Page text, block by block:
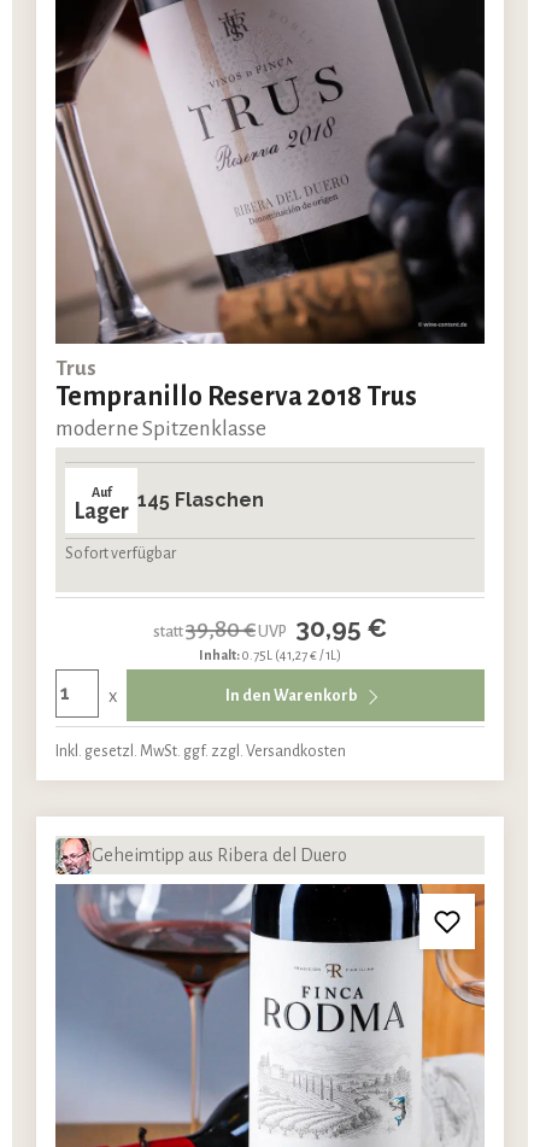
Trus
Tempranillo Reserva 2018 Trus
moderne Spitzenklasse
Auf
Lager 145 Flaschen
Sofort verfügbar
statt39,80 €UVP 30,95 €
Inhalt:0.75L (41,27 € / 1L)
x In den Warenkorb
Inkl. gesetzl. MwSt. ggf. zzgl. Versandkosten
Geheimtipp aus Ribera del Duero